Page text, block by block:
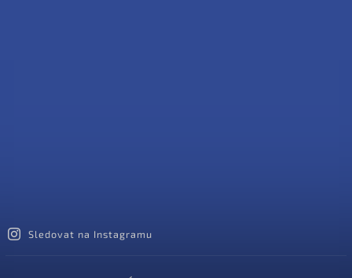
Sledovat na Instagramu